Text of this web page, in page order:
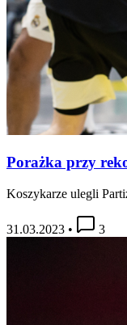
Porażka przy
Koszykarze ulegli
31.03.2023 • 3